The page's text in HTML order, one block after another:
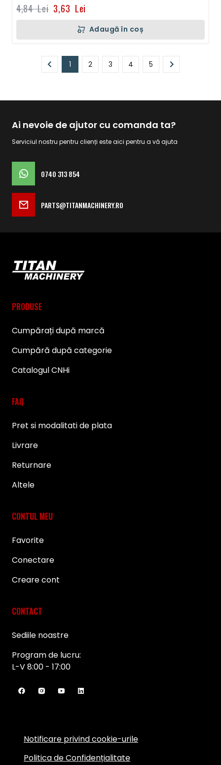
3,63 Lei
4,84 Lei
Adaugă în coș
Pagină
În prezent, citiți pagina
1
Pagină
2
Pagină
3
Pagină
4
Pagină
5
Ai nevoie de ajutor cu comanda ta?
Serviciul nostru pentru clienți este aici pentru a vă ajuta
0740 313 854
PARTS@TITANMACHINERY.RO
PRODUSE
Cumpărați după marcă
Cumpără după categorie
Catalogul CNHi
FAQ
Pret si modalitati de plata
Livrare
Returnare
Altele
CONTUL MEU
Favorite
Conectare
Creare cont
CONTACT
Sediile noastre
Program de lucru:
L-V 8:00 - 17:00
Notificare privind cookie-urile
Politica de Confidențialitate